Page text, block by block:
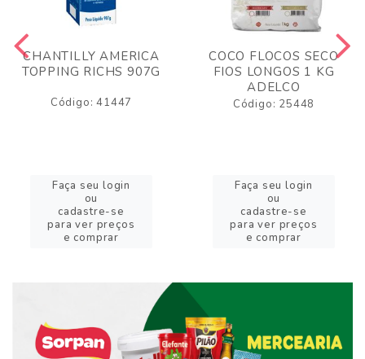
CHANTILLY AMERICA
TOPPING RICHS 907G
Código: 41447
Faça seu login
ou
cadastre-se
para ver preços
e comprar
COCO FLOCOS SECO
FIOS LONGOS 1 KG
ADELCO
Código: 25448
Faça seu login
ou
cadastre-se
para ver preços
e comprar